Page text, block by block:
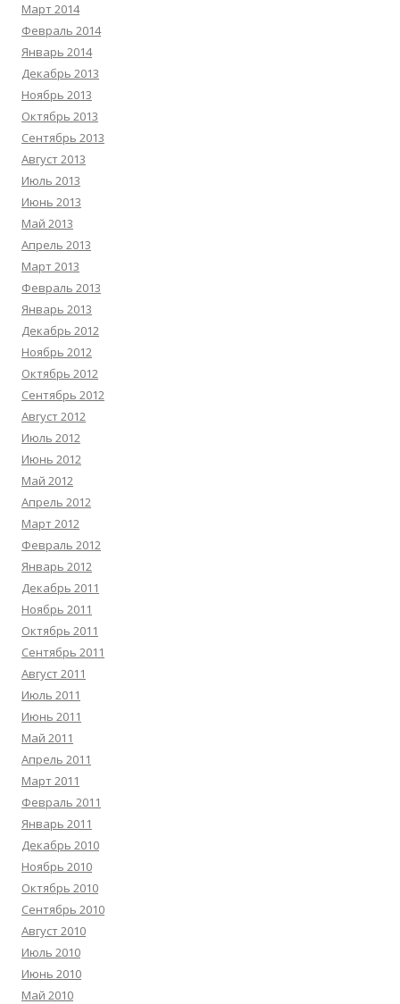
Март 2014
Февраль 2014
Январь 2014
Декабрь 2013
Ноябрь 2013
Октябрь 2013
Сентябрь 2013
Август 2013
Июль 2013
Июнь 2013
Май 2013
Апрель 2013
Март 2013
Февраль 2013
Январь 2013
Декабрь 2012
Ноябрь 2012
Октябрь 2012
Сентябрь 2012
Август 2012
Июль 2012
Июнь 2012
Май 2012
Апрель 2012
Март 2012
Февраль 2012
Январь 2012
Декабрь 2011
Ноябрь 2011
Октябрь 2011
Сентябрь 2011
Август 2011
Июль 2011
Июнь 2011
Май 2011
Апрель 2011
Март 2011
Февраль 2011
Январь 2011
Декабрь 2010
Ноябрь 2010
Октябрь 2010
Сентябрь 2010
Август 2010
Июль 2010
Июнь 2010
Май 2010